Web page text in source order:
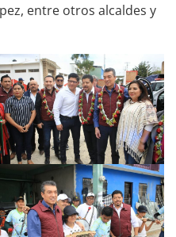
entre otros alcaldes y